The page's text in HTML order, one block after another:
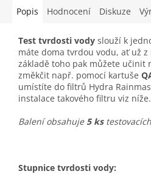
Popis Hodnocení Diskuze
Test tvrdosti vody slouží k
máte doma tvrdou vodu, ať už
základě toho pak můžete učinit
změkčit např. pomocí kartuše
umístíte do filtrů Hydra
instalace takového filtru viz níže.
Balení obsahuje 5 ks
Stupnice tvrdosti vody: